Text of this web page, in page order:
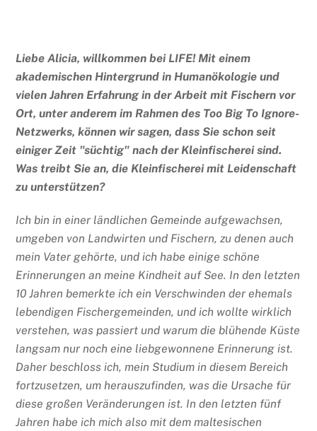
Liebe Alicia, willkommen bei LIFE! Mit einem
akademischen Hintergrund in Humanökologie und
vielen Jahren Erfahrung in der Arbeit mit Fischern vor
Ort, unter anderem im Rahmen des Too Big To Ignore-
Netzwerks, können wir sagen, dass Sie schon seit
einiger Zeit "süchtig" nach der Kleinfischerei sind.
Was treibt Sie an, die Kleinfischerei mit Leidenschaft
zu unterstützen?
Ich bin in einer ländlichen Gemeinde aufgewachsen,
umgeben von Landwirten und Fischern, zu denen auch
mein Vater gehörte, und ich habe einige schöne
Erinnerungen an meine Kindheit auf See. In den letzten
10 Jahren bemerkte ich ein Verschwinden der ehemals
lebendigen Fischergemeinden, und ich wollte wirklich
verstehen, was passiert und warum die blühende Küste
langsam nur noch eine liebgewonnene Erinnerung ist.
Daher beschloss ich, mein Studium in diesem Bereich
fortzusetzen, um herauszufinden, was die Ursache für
diese großen Veränderungen ist. In den letzten fünf
Jahren habe ich mich also mit dem maltesischen